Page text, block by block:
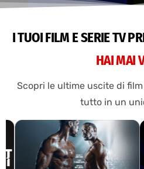
I TUOI FILM E SERIE TV
HAI MAI
Scopri le ultime uscite di
tutto in un